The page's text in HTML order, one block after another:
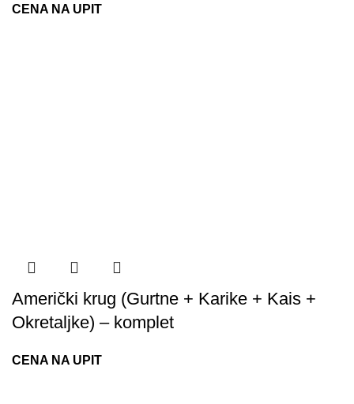
CENA NA UPIT
Američki krug (Gurtne + Karike + Kais +
Okretaljke) – komplet
CENA NA UPIT